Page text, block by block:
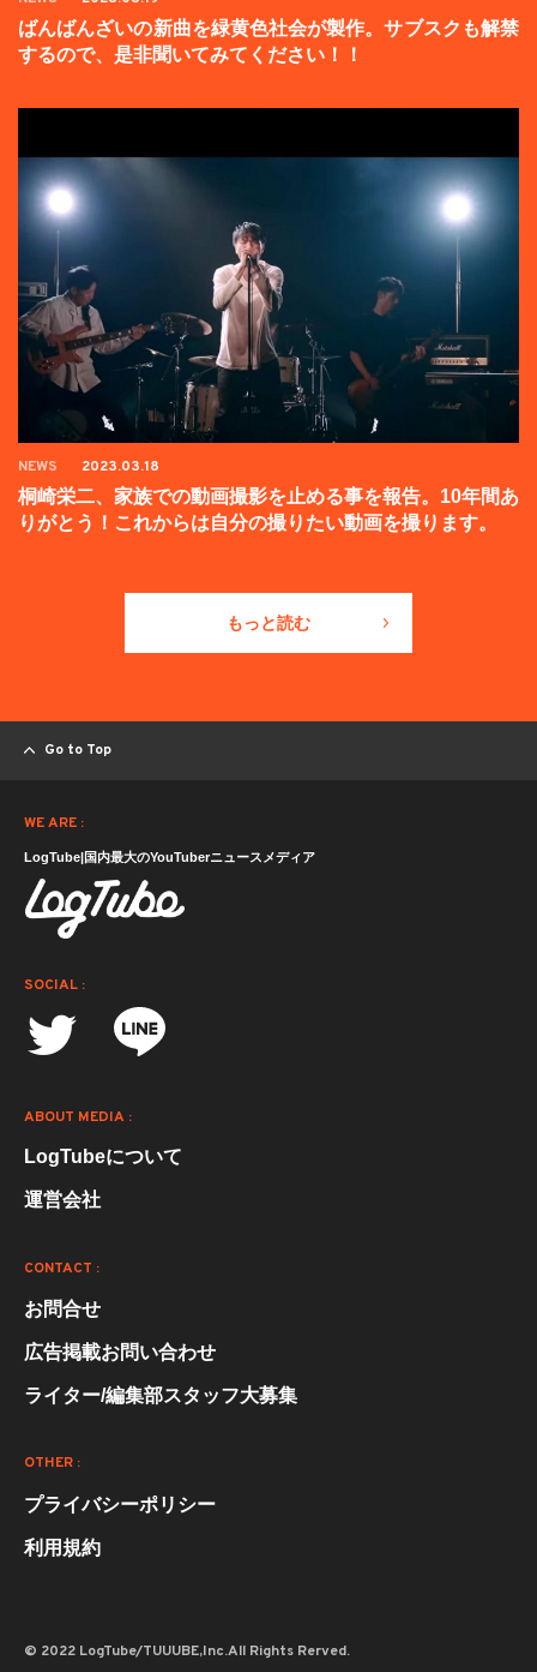
ばんばんざいの新曲を緑黄色社会が製作。サブスクも解禁
するので、是非聞いてみてください！！
NEWS 2023.03.18
桐崎栄二、家族での動画撮影を止める事を報告。10年間あ
りがとう！これからは自分の撮りたい動画を撮ります。
もっと読む
Go to Top
WE ARE :
LogTube|国内最大のYouTuberニュースメディア
SOCIAL :
ABOUT MEDIA :
LogTubeについて
運営会社
CONTACT :
お問合せ
広告掲載お問い合わせ
ライター/編集部スタッフ大募集
OTHER :
プライバシーポリシー
利用規約
© 2022 LogTube/TUUUBE,Inc.All Rights Rerved.